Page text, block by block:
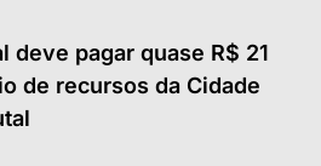
deve pagar quase R$ 21
de recursos da Cidade